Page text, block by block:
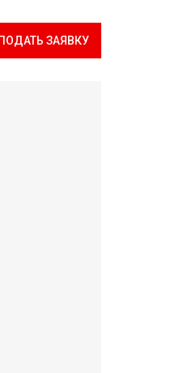
ПОДАТЬ ЗАЯВКУ